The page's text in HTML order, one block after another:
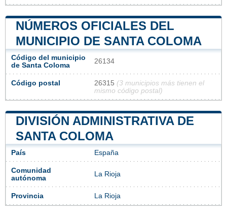
NÚMEROS OFICIALES DEL
MUNICIPIO DE SANTA COLOMA
Código del municipio
de Santa Coloma
26134
Código postal 26315 (3 municipios más tienen el
mismo código postal)
DIVISIÓN ADMINISTRATIVA DE
SANTA COLOMA
País España
Comunidad
autónoma
La Rioja
Provincia La Rioja